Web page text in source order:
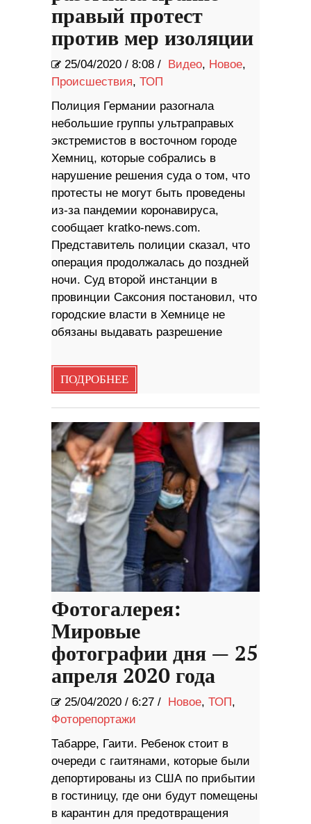
правый протест
против мер изоляции
25/04/2020 / 8:08 / Видео, Новое,
Происшествия, ТОП
Полиция Германии разогнала
небольшие группы ультраправых
экстремистов в восточном городе
Хемниц, которые собрались в
нарушение решения суда о том, что
протесты не могут быть проведены
из-за пандемии коронавируса,
сообщает kratko-news.com.
Представитель полиции сказал, что
операция продолжалась до поздней
ночи. Суд второй инстанции в
провинции Саксония постановил, что
городские власти в Хемнице не
обязаны выдавать разрешение
ПОДРОБНЕЕ
Фотогалерея:
Мировые
фотографии дня — 25
апреля 2020 года
25/04/2020 / 6:27 / Новое, ТОП,
Фоторепортажи
Табарре, Гаити. Ребенок стоит в
очереди с гаитянами, которые были
депортированы из США по прибытии
в гостиницу, где они будут помещены
в карантин для предотвращения